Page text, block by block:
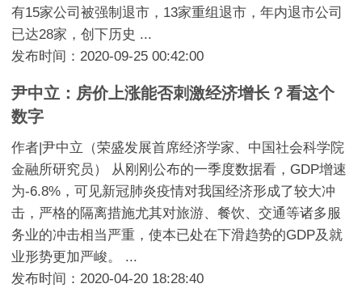
有15家公司被强制退市，13家重组退市，年内退市公司
已达28家，创下历史 ...
发布时间：2020-09-25 00:42:00
尹中立：房价上涨能否刺激经济增长？看这个
数字
作者|尹中立（荣盛发展首席经济学家、中国社会科学院
金融所研究员） 从刚刚公布的一季度数据看，GDP增速
为-6.8%，可见新冠肺炎疫情对我国经济形成了较大冲
击，严格的隔离措施尤其对旅游、餐饮、交通等诸多服
务业的冲击相当严重，使本已处在下滑趋势的GDP及就
业形势更加严峻。 ...
发布时间：2020-04-20 18:28:40